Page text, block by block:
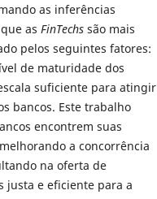
as inferências
as FinTechs são mais
pelos seguintes fatores:
de maturidade dos
suficiente para atingir
bancos. Este trabalho
encontrem suas
a concorrência
na oferta de
justa e eficiente para a